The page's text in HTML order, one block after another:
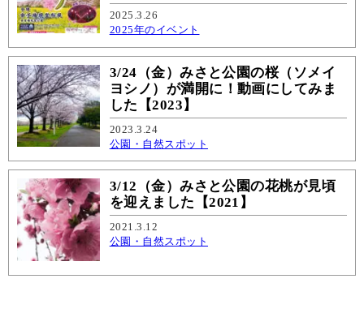
2025.3.26
2025年のイベント
3/24（金）みさと公園の桜（ソメイ
ヨシノ）が満開に！動画にしてみま
した【2023】
2023.3.24
公園・自然スポット
3/12（金）みさと公園の花桃が見頃
を迎えました【2021】
2021.3.12
公園・自然スポット